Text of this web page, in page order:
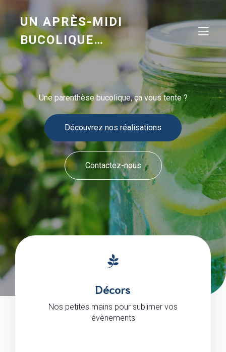
UN APRÈS-MIDI
BUCOLIQUE…
Une parenthèse bucolique, ça vous tente ?
Découvrez nos réalisations
Contactez-nous
Décors
Nos petites mains pour sublimer vos
évènements